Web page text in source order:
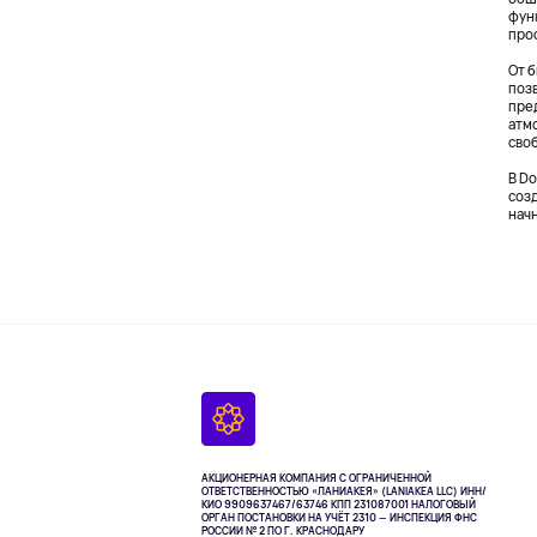
От
В
АКЦИОНЕРНАЯ КОМПАНИЯ С ОГРАНИЧЕННОЙ
ОТВЕТСТВЕННОСТЬЮ «ЛАНИАКЕЯ» (LANIAKEA LLC) ИНН/
КИО 9909637467/63746 КПП 231087001НАЛОГОВЫЙ
ОРГАН ПОСТАНОВКИ НА УЧЁТ 2310 — ИНСПЕКЦИЯ ФНС
РОССИИ № 2 ПО Г. КРАСНОДАРУ